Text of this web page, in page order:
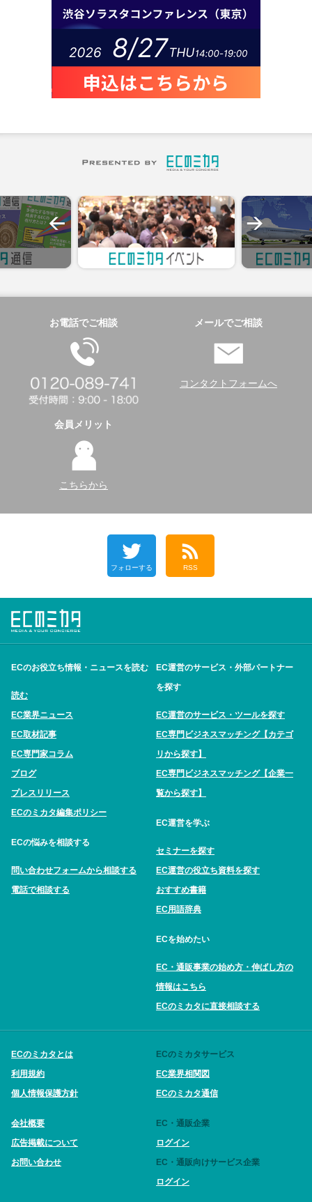
お電話でご相談 メールでご相談
コンタクトフォームへ
会員メリット
こちらから
フォローする RSS
ECのお役立ち情報・ニュースを読む
読む
EC業界ニュース
EC取材記事
EC専門家コラム
ブログ
プレスリリース
ECのミカタ編集ポリシー
ECの悩みを相談する
問い合わせフォームから相談する
電話で相談する
EC運営のサービス・外部パートナー
を探す
EC運営のサービス・ツールを探す
EC専門ビジネスマッチング【カテゴ
リから探す】
EC専門ビジネスマッチング【企業一
覧から探す】
EC運営を学ぶ
セミナーを探す
EC運営の役立ち資料を探す
おすすめ書籍
EC用語辞典
ECを始めたい
EC・通販事業の始め方・伸ばし方の
情報はこちら
ECのミカタに直接相談する
ECのミカタとは
利用規約
個人情報保護方針
会社概要
広告掲載について
お問い合わせ
ECのミカタサービス
EC業界相関図
ECのミカタ通信
EC・通販企業
ログイン
EC・通販向けサービス企業
ログイン